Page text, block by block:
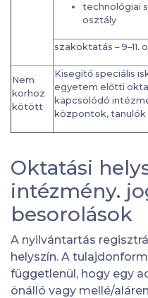
technológiai
osztály
szakoktatás – 9–11.
Nem
korhoz
kötött
Kisegítő speciális
egyetem előtti
kapcsolódó
központok, tanulók
Oktatási
intézmény.
besorolások
A nyilvántartás
helyszín. A
függetlenül, hogy egy
önálló vagy mellé/